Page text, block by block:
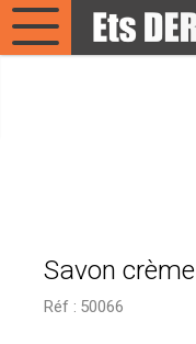
Savon
Réf : 50066